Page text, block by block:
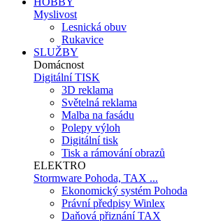
Myslivost
Lesnická obuv
Rukavice
SLUŽBY
Domácnost
Digitální TISK
3D reklama
Světelná reklama
Malba na fasádu
Polepy výloh
Digitální tisk
Tisk a rámování obrazů
ELEKTRO
Stormware Pohoda, TAX ...
Ekonomický systém Pohoda
Právní předpisy Winlex
Daňová přiznání TAX